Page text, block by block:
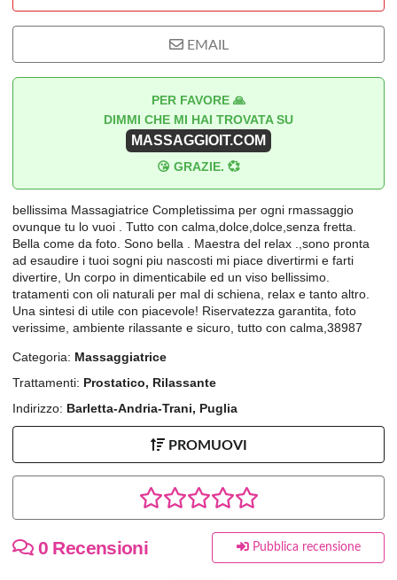
EMAIL
PER FAVORE 🙏
DIMMI CHE MI HAI TROVATA SU
MASSAGGIOIT.COM
😘 GRAZIE. 💞
bellissima Massagiatrice Completissima per ogni rmassaggio
ovunque tu lo vuoi . Tutto con calma,dolce,dolce,senza fretta.
Bella come da foto. Sono bella . Maestra del relax .,sono pronta
ad esaudire i tuoi sogni piu nascosti mi piace divertirmi e farti
divertire, Un corpo in dimenticabile ed un viso bellissimo.
tratamenti con oli naturali per mal di schiena, relax e tanto altro.
Una sintesi di utile con piacevole! Riservatezza garantita, foto
verissime, ambiente rilassante e sicuro, tutto con calma,38987
Categoria: Massaggiatrice
Trattamenti: Prostatico, Rilassante
Indirizzo: Barletta-Andria-Trani, Puglia
PROMUOVI
0 Recensioni Pubblica recensione